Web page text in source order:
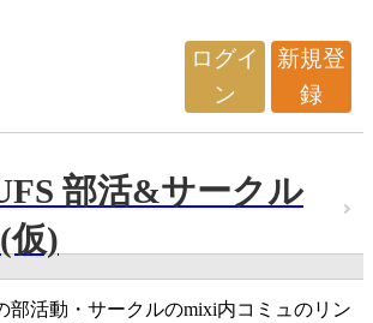
ログイ
ン
新規登
録
部活&サークル
仮)
部活動・サークルのmixi内コミュのリン